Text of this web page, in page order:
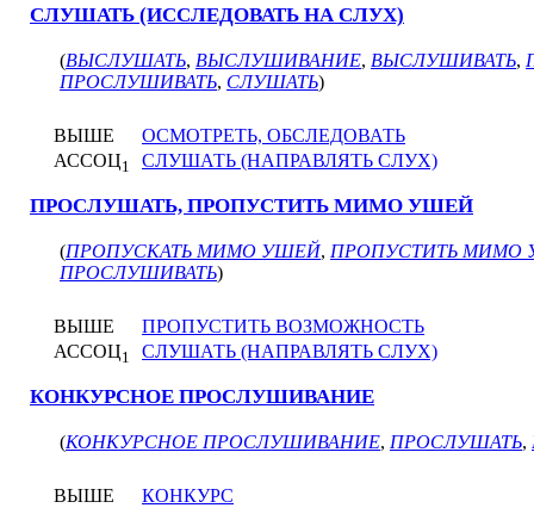
СЛУШАТЬ (ИССЛЕДОВАТЬ НА СЛУХ)
(ВЫСЛУШАТЬ, ВЫСЛУШИВАНИЕ, ВЫСЛУШИВАТЬ,
ПРОСЛУШИВАТЬ, СЛУШАТЬ)
ВЫШЕ
ОСМОТРЕТЬ, ОБСЛЕДОВАТЬ
АССОЦ1 СЛУШАТЬ (НАПРАВЛЯТЬ СЛУХ)
ПРОСЛУШАТЬ, ПРОПУСТИТЬ МИМО УШЕЙ
(ПРОПУСКАТЬ МИМО УШЕЙ, ПРОПУСТИТЬ МИМО
ПРОСЛУШИВАТЬ)
ВЫШЕ
ПРОПУСТИТЬ ВОЗМОЖНОСТЬ
АССОЦ1 СЛУШАТЬ (НАПРАВЛЯТЬ СЛУХ)
КОНКУРСНОЕ ПРОСЛУШИВАНИЕ
(КОНКУРСНОЕ ПРОСЛУШИВАНИЕ, ПРОСЛУШАТЬ,
ВЫШЕ
КОНКУРС